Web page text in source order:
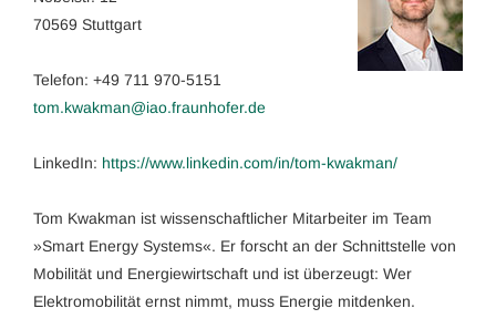
70569 Stuttgart
Telefon: +49 711 970-5151
tom.kwakman@iao.fraunhofer.de
LinkedIn: https://www.linkedin.com/in/tom-kwakman/
Tom Kwakman ist wissenschaftlicher Mitarbeiter im Team
»Smart Energy Systems«. Er forscht an der Schnittstelle von
Mobilität und Energiewirtschaft und ist überzeugt: Wer
Elektromobilität ernst nimmt, muss Energie mitdenken.